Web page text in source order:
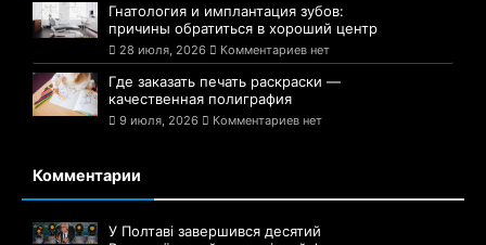
Гнатология и имплантация зубов:
причины обратиться в хороший центр
28 июля, 2026 Комментариев нет
Где заказать печать раскраски —
качественная полиграфия
9 июля, 2026 Комментариев нет
Комментарии
У Полтаві завершився десятий